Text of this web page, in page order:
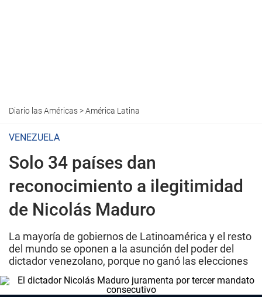
Diario las Américas>América Latina
VENEZUELA
Solo 34 países dan
reconocimiento a ilegitimidad
de Nicolás Maduro
La mayoría de gobiernos de Latinoamérica y el resto
del mundo se oponen a la asunción del poder del
dictador venezolano, porque no ganó las elecciones